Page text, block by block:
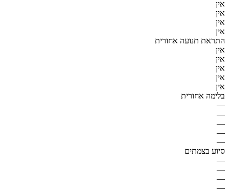
אין
אין
אין
אין
התראת תנועה אחורית
אין
אין
אין
אין
אין
בלימה אחורית
—
—
—
—
—
סיוע בצמתים
—
—
—
—